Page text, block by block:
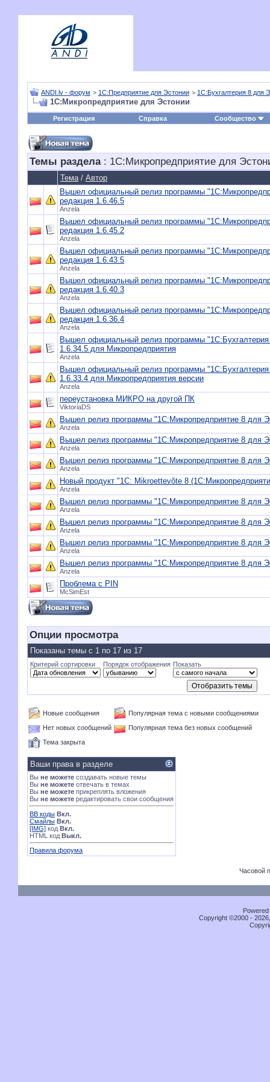
ANDI.lv - форум > 1С:Предприятие для Эстонии > 1С:Бухгалтерия 8 для
1С:Микропредприятие для Эстонии
Регистрация Справка Сообщество
Темы раздела: 1С:Микропредприятие для
Тема/ Автор
Вышел официальный релиз программы
редакция 1.6.46.5
Anzela
Вышел официальный релиз программы
редакция 1.6.45.2
Anzela
Вышел официальный релиз программы
редакция 1.6.43.5
Anzela
Вышел официальный релиз программы
редакция 1.6.40.3
Anzela
Вышел официальный релиз программы
редакция 1.6.36.4
Anzela
Вышел официальный релиз программы
1.6.34.5 для Микропредприятия
Anzela
Вышел официальный релиз программы
1.6.33.4 для Микропредприятия версии
Anzela
переустановка МИКРО на другой ПК
ViktoriaDS
Вышел релиз программы "1С:Микропредприятие 8 для
Anzela
Вышел релиз программы "1С:Микропредприятие 8 для
Anzela
Вышел релиз программы "1С:Микропредприятие 8 для
Anzela
Новый продукт "1С: Mikroettevõte 8
Anzela
Вышел релиз программы "1С:Микропредприятие 8 для
Anzela
Вышел релиз программы "1С:Микропредприятие 8 для
Anzela
Вышел релиз программы "1С:Микропредприятие 8 для
Anzela
Вышел релиз программы "1С:Микропредприятие 8 для
Anzela
Проблема с PIN
McSimEst
Опции просмотра
Показаны темы с 1 по 17 из 17
Критерий сортировки Порядок отображения Показать
Новые сообщения
Популярная тема с новыми сообщениями
Нет новых сообщений
Популярная тема без новых сообщений
Тема закрыта
Ваши права в разделе
Вы не можете создавать новые темы
Вы не можете отвечать в темах
Вы не можете прикреплять вложения
Вы не можете редактировать свои сообщения
BB коды Вкл.
Смайлы Вкл.
[IMG] код Вкл.
HTML код Выкл.
Правила форума
Часовой
Copyright ©2000 -